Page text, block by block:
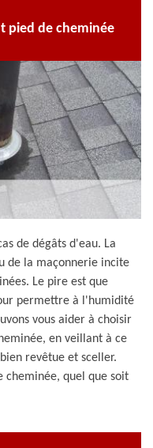
pied de cheminée
de dégâts d'eau. La
de la maçonnerie incite
Le pire est que
permettre à l'humidité
vous aider à choisir
en veillant à ce
revêtue et sceller.
cheminée, quel que soit